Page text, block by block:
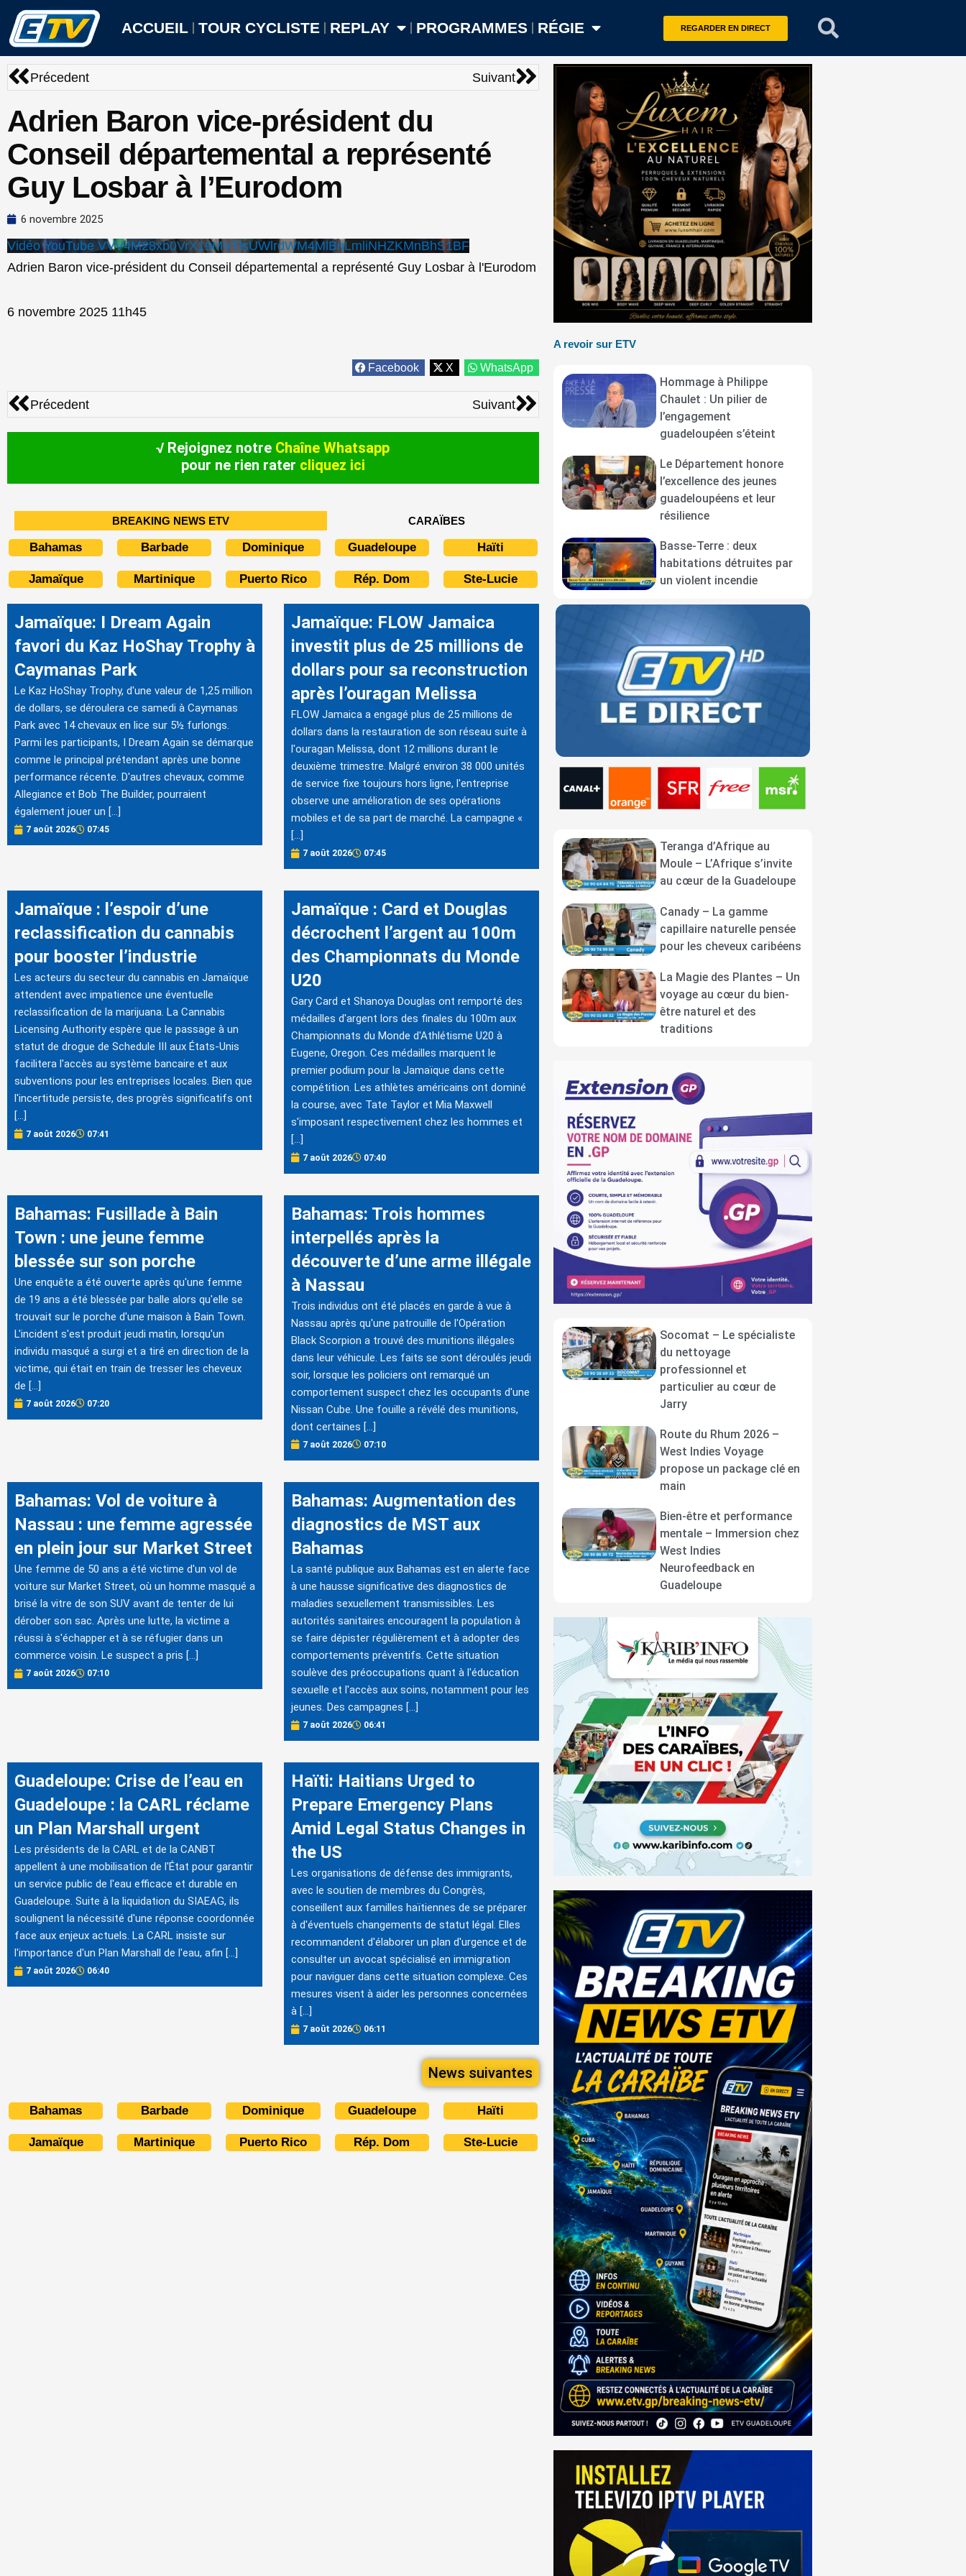
Aller
contenu
ACCUEIL TOUR CYCLISTE REPLAY PROGRAMMES RÉGIE REGARDER EN DIRECT
Précédent
Précedent SuivantSuivant
Adrien Baron vice-président du
Conseil départemental a représenté
Guy Losbar à l’Eurodom
6 novembre 2025
Vidéo YouTube VVV4M28xb0VrX19MVTlsUWlrdWM4MlBnLmliNHZKMnBhS1BF
Adrien Baron vice-président du Conseil départemental a représenté Guy Losbar à l'Eurodom
6 novembre 2025 11h45
Facebook X WhatsApp
Précédent
Précedent SuivantSuivant
√ Rejoignez notre Chaîne Whatsapp
pour ne rien rater cliquez ici
BREAKING NEWS ETV CARAÏBES
Bahamas Barbade Dominique Guadeloupe Haïti
Jamaïque Martinique Puerto Rico Rép. Dom Ste-Lucie
Jamaïque: I Dream Again
favori du Kaz HoShay Trophy à
Caymanas Park
Le Kaz HoShay Trophy, d'une valeur de 1,25 million
de dollars, se déroulera ce samedi à Caymanas
Park avec 14 chevaux en lice sur 5½ furlongs.
Parmi les participants, I Dream Again se démarque
comme le principal prétendant après une bonne
performance récente. D'autres chevaux, comme
Allegiance et Bob The Builder, pourraient
également jouer un […]
7 août 2026 07:45
Jamaïque: FLOW Jamaica
investit plus de 25 millions de
dollars pour sa reconstruction
après l’ouragan Melissa
FLOW Jamaica a engagé plus de 25 millions de
dollars dans la restauration de son réseau suite à
l'ouragan Melissa, dont 12 millions durant le
deuxième trimestre. Malgré environ 38 000 unités
de service fixe toujours hors ligne, l'entreprise
observe une amélioration de ses opérations
mobiles et de sa part de marché. La campagne «
[…]
7 août 2026 07:45
Jamaïque : l’espoir d’une
reclassification du cannabis
pour booster l’industrie
Les acteurs du secteur du cannabis en Jamaïque
attendent avec impatience une éventuelle
reclassification de la marijuana. La Cannabis
Licensing Authority espère que le passage à un
statut de drogue de Schedule III aux États-Unis
facilitera l'accès au système bancaire et aux
subventions pour les entreprises locales. Bien que
l'incertitude persiste, des progrès significatifs ont
[…]
7 août 2026 07:41
Jamaïque : Card et Douglas
décrochent l’argent au 100m
des Championnats du Monde
U20
Gary Card et Shanoya Douglas ont remporté des
médailles d'argent lors des finales du 100m aux
Championnats du Monde d'Athlétisme U20 à
Eugene, Oregon. Ces médailles marquent le
premier podium pour la Jamaïque dans cette
compétition. Les athlètes américains ont dominé
la course, avec Tate Taylor et Mia Maxwell
s'imposant respectivement chez les hommes et
[…]
7 août 2026 07:40
Bahamas: Fusillade à Bain
Town : une jeune femme
blessée sur son porche
Une enquête a été ouverte après qu'une femme
de 19 ans a été blessée par balle alors qu'elle se
trouvait sur le porche d'une maison à Bain Town.
L'incident s'est produit jeudi matin, lorsqu'un
individu masqué a surgi et a tiré en direction de la
victime, qui était en train de tresser les cheveux
de […]
7 août 2026 07:20
Bahamas: Trois hommes
interpellés après la
découverte d’une arme illégale
à Nassau
Trois individus ont été placés en garde à vue à
Nassau après qu'une patrouille de l'Opération
Black Scorpion a trouvé des munitions illégales
dans leur véhicule. Les faits se sont déroulés jeudi
soir, lorsque les policiers ont remarqué un
comportement suspect chez les occupants d'une
Nissan Cube. Une fouille a révélé des munitions,
dont certaines […]
7 août 2026 07:10
Bahamas: Vol de voiture à
Nassau : une femme agressée
en plein jour sur Market Street
Une femme de 50 ans a été victime d'un vol de
voiture sur Market Street, où un homme masqué a
brisé la vitre de son SUV avant de tenter de lui
dérober son sac. Après une lutte, la victime a
réussi à s'échapper et à se réfugier dans un
commerce voisin. Le suspect a pris […]
7 août 2026 07:10
Bahamas: Augmentation des
diagnostics de MST aux
Bahamas
La santé publique aux Bahamas est en alerte face
à une hausse significative des diagnostics de
maladies sexuellement transmissibles. Les
autorités sanitaires encouragent la population à
se faire dépister régulièrement et à adopter des
comportements préventifs. Cette situation
soulève des préoccupations quant à l'éducation
sexuelle et l'accès aux soins, notamment pour les
jeunes. Des campagnes […]
7 août 2026 06:41
Guadeloupe: Crise de l’eau en
Guadeloupe : la CARL réclame
un Plan Marshall urgent
Les présidents de la CARL et de la CANBT
appellent à une mobilisation de l'État pour garantir
un service public de l'eau efficace et durable en
Guadeloupe. Suite à la liquidation du SIAEAG, ils
soulignent la nécessité d'une réponse coordonnée
face aux enjeux actuels. La CARL insiste sur
l'importance d'un Plan Marshall de l'eau, afin […]
7 août 2026 06:40
Haïti: Haitians Urged to
Prepare Emergency Plans
Amid Legal Status Changes in
the US
Les organisations de défense des immigrants,
avec le soutien de membres du Congrès,
conseillent aux familles haïtiennes de se préparer
à d'éventuels changements de statut légal. Elles
recommandent d'élaborer un plan d'urgence et de
consulter un avocat spécialisé en immigration
pour naviguer dans cette situation complexe. Ces
mesures visent à aider les personnes concernées
à […]
7 août 2026 06:11
News suivantes
Bahamas Barbade Dominique Guadeloupe Haïti
Jamaïque Martinique Puerto Rico Rép. Dom Ste-Lucie
A revoir sur ETV
Hommage à Philippe
Chaulet : Un pilier de
l’engagement
guadeloupéen s’éteint
Le Département honore
l’excellence des jeunes
guadeloupéens et leur
résilience
Basse-Terre : deux
habitations détruites par
un violent incendie
Teranga d’Afrique au
Moule – L’Afrique s’invite
au cœur de la Guadeloupe
Canady – La gamme
capillaire naturelle pensée
pour les cheveux caribéens
La Magie des Plantes – Un
voyage au cœur du bien-
être naturel et des
traditions
Socomat – Le spécialiste
du nettoyage
professionnel et
particulier au cœur de
Jarry
Route du Rhum 2026 –
West Indies Voyage
propose un package clé en
main
Bien-être et performance
mentale – Immersion chez
West Indies
Neurofeedback en
Guadeloupe